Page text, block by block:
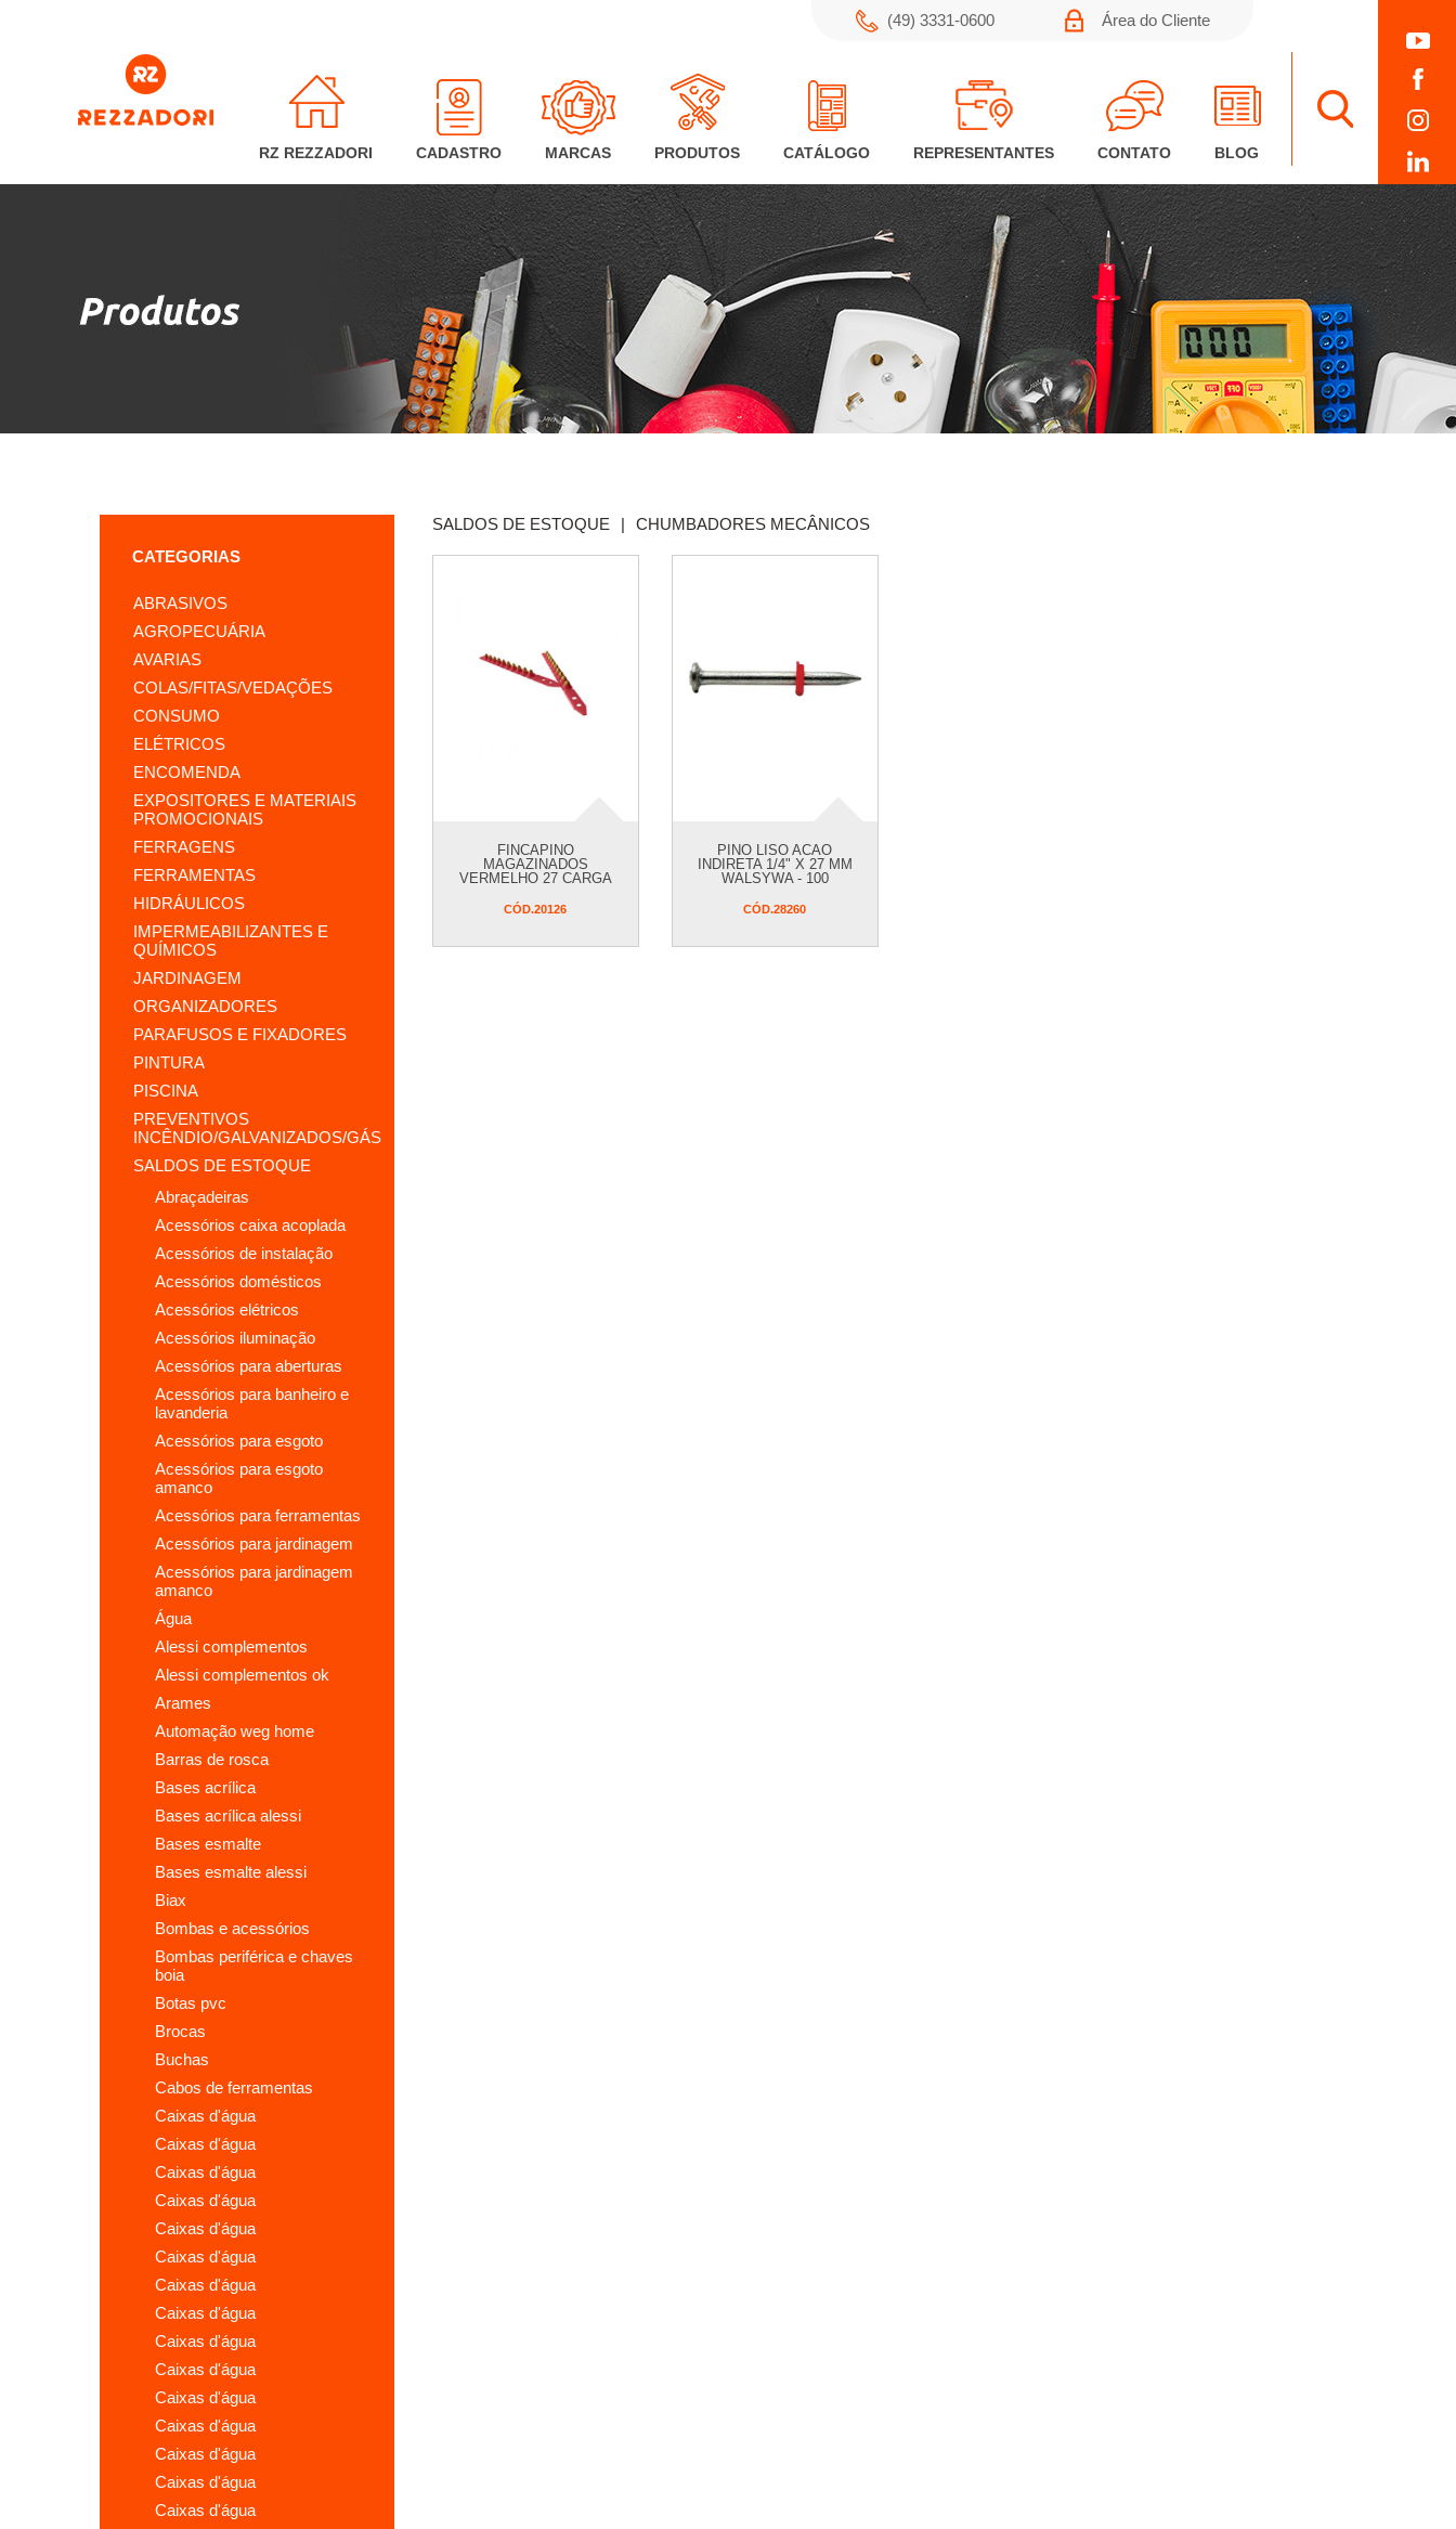
(49) 3331-0600 Área do Cliente
RZ REZZADORI CADASTRO MARCAS PRODUTOS CATÁLOGO REPRESENTANTES CONTATO BLOG
CATEGORIAS
ABRASIVOS
AGROPECUÁRIA
AVARIAS
COLAS/FITAS/VEDAÇÕES
CONSUMO
ELÉTRICOS
ENCOMENDA
EXPOSITORES E MATERIAIS
PROMOCIONAIS
FERRAGENS
FERRAMENTAS
HIDRÁULICOS
IMPERMEABILIZANTES E
QUÍMICOS
JARDINAGEM
ORGANIZADORES
PARAFUSOS E FIXADORES
PINTURA
PISCINA
PREVENTIVOS
INCÊNDIO/GALVANIZADOS/GÁS
SALDOS DE ESTOQUE
abraçadeiras
acessórios caixa acoplada
acessórios de instalação
acessórios domésticos
acessórios elétricos
acessórios iluminação
acessórios para aberturas
acessórios para banheiro e
lavanderia
acessórios para esgoto
acessórios para esgoto
amanco
acessórios para ferramentas
acessórios para jardinagem
acessórios para jardinagem
amanco
água
alessi complementos
alessi complementos ok
arames
automação weg home
barras de rosca
bases acrílica
bases acrílica alessi
bases esmalte
bases esmalte alessi
biax
bombas e acessórios
bombas periférica e chaves
boia
botas pvc
brocas
buchas
cabos de ferramentas
caixas d'água
caixas d'água
caixas d'água
caixas d'água
caixas d'água
caixas d'água
caixas d'água
caixas d'água
caixas d'água
caixas d'água
caixas d'água
caixas d'água
caixas d'água
caixas d'água
caixas d'água
SALDOS DE ESTOQUE | CHUMBADORES MECÂNICOS
FINCAPINO
MAGAZINADOS
VERMELHO 27 CARGA
UNIDADES
CÓD.20126
PINO LISO ACAO
INDIRETA 1/4" X 27 MM
WALSYWA - 100
CÓD.28260